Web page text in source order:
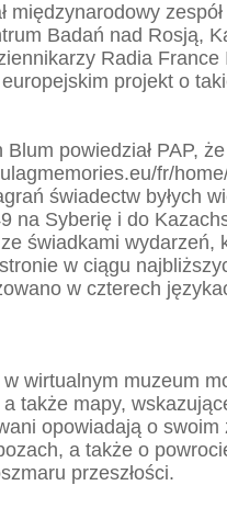
międzynarodowy
Badań nad Rosją,
Radia
projekt o
powiedział PAP,
fr/
świadectw byłych
na Syberię i do
świadkami wydarzeń,
w ciągu
w czterech
wirtualnym muzeum
także mapy,
opowiadają o swoim
a także o
przeszłości.